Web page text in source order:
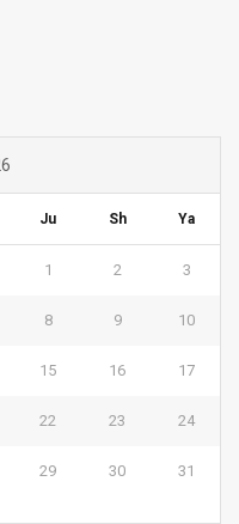
Ju Sh Ya
1 2 3
8 9 10
15 16 17
22 23 24
29 30 31